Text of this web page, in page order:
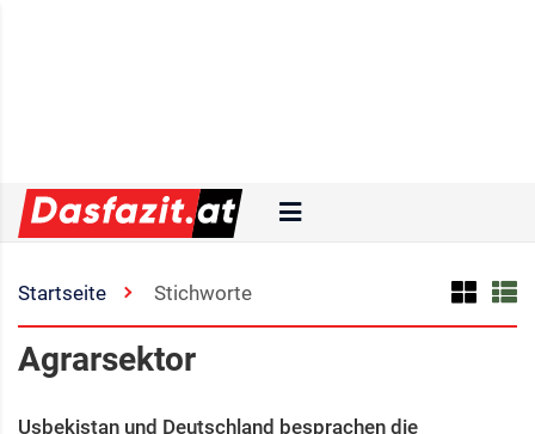
Startseite Stichworte
Agrarsektor
Usbekistan und Deutschland besprachen die